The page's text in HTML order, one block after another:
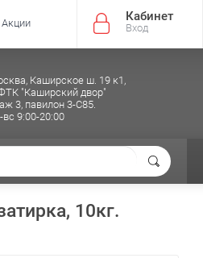
Кабинет
Вход
Акции
Каширское ш. 19 к1,
"Каширский двор"
3, павилон 3-С85.
вс 9:00-20:00
10кг.